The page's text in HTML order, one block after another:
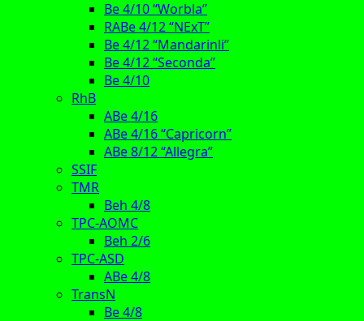
Be 4/10 “Worbla”
RABe 4/12 “NExT”
Be 4/12 “Mandarinli”
Be 4/12 “Seconda”
Be 4/10
RhB
ABe 4/16
ABe 4/16 “Capricorn”
ABe 8/12 “Allegra”
SSIF
TMR
Beh 4/8
TPC-AOMC
Beh 2/6
TPC-ASD
ABe 4/8
TransN
Be 4/8